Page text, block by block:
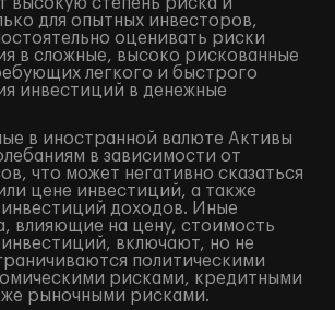
для опытных инвесторов,
оценивать риски
в сложные, высоко рискованные
легкого и быстрого
инвестиций в денежные
в иностранной валюте Активы
в зависимости от
что может негативно сказаться
цене инвестиций, а также
инвестиций доходов. Иные
влияющие на цену, стоимость
включают, но не
политическими
рисками, кредитными
рыночными рисками.